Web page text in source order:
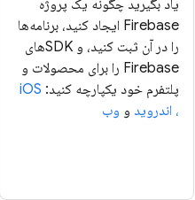
یاد بگیرید چگونه یک پروژه
Firebase ایجاد کنید، برنامه‌ها
را در آن ثبت کنید، و SDK‌های
Firebase را برای محصولات و
پلتفرم خود یکپارچه کنید: iOS
، اندروید و وب